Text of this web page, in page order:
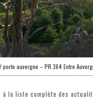
/ porte auvergne – PR 364 Entre
à la liste complète des